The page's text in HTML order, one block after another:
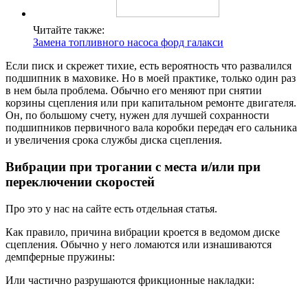
Читайте также:
Замена топливного насоса форд галакси
Если писк и скрежет тихие, есть вероятность что развалился
подшипник в маховике. Но в моей практике, только один раз
в нем была проблема. Обычно его меняют при снятии
корзины сцепления или при капитальном ремонте двигателя.
Он, по большому счету, нужен для лучшей сохранности
подшипников первичного вала коробки передач его сальника
и увеличения срока службы диска сцепления.
Вибрации при трогании с места и/или при
переключении скоростей
Про это у нас на сайте есть отдельная статья.
Как правило, причина вибрации кроется в ведомом диске
сцепления. Обычно у него ломаются или изнашиваются
демпферные пружины:
Или частично разрушаются фрикционные накладки: